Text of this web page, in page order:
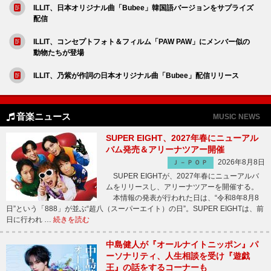
ILLIT、日本オリジナル曲「Bubee」韓国語バージョンをサプライズ
配信
ILLIT、コンセプトフォト＆フィルム「PAW PAW」にメンバー似の
動物たちが登場
ILLIT、乃紫が作詞の日本オリジナル曲「Bubee」配信リリース
音楽ニュース MUSIC NEWS
SUPER EIGHT、2027年春にニューアル
バム発売＆アリーナツアー開催
Ｊ－ＰＯＰ
2026年8月8日
SUPER EIGHTが、2027年春にニューアルバ
ムをリリースし、アリーナツアーを開催する。
本情報の発表が行われた日は、“令和8年8月8
日”という「888」が並ぶ“超八（スーパーエイト）の日”。SUPER EIGHTは、前
日に行われ … 続きを読む
中島健人が『オールナイトニッポン』パ
ーソナリティ、人生相談を受け『遊戯
王』の話をするコーナーも